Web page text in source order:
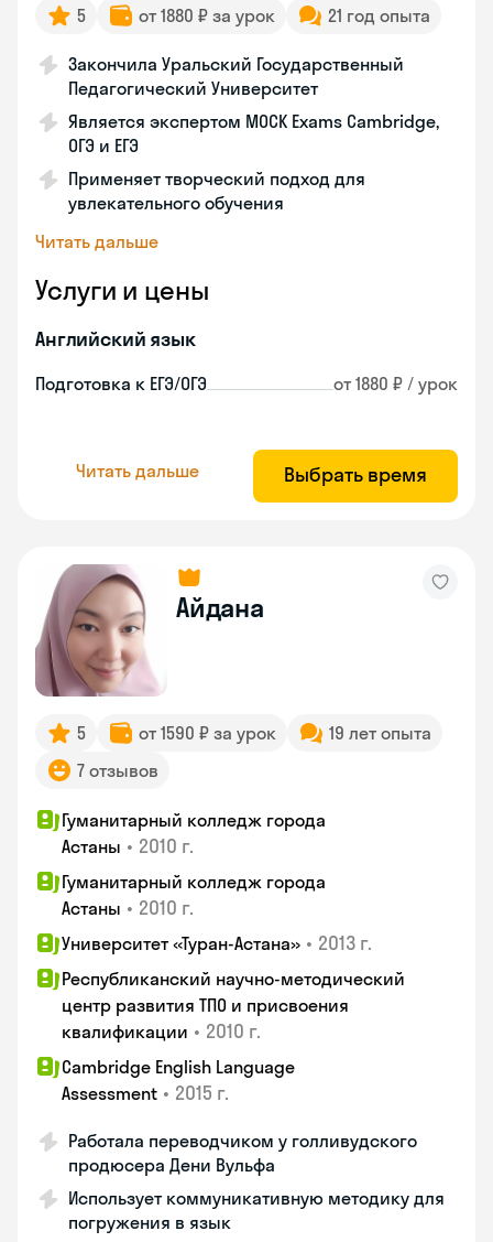
5 от 1880 ₽ за урок 21 год опыта
Закончила Уральский Государственный
Педагогический Университет
Является экспертом MOCK Exams Cambridge,
ОГЭ и ЕГЭ
Применяет творческий подход для
увлекательного обучения
Читать дальше
Услуги и цены
Английский язык
Подготовка к ЕГЭ/ОГЭ от 1880 ₽ / урок
Читать дальше Выбрать время
Айдана
5 от 1590 ₽ за урок
19 лет опыта
7 отзывов
Гуманитарный колледж города
Астаны • 2010 г.
Гуманитарный колледж города
Астаны • 2010 г.
Университет «Туран-Астана» • 2013 г.
Республиканский научно-методический
центр развития ТПО и присвоения
квалификации • 2010 г.
Cambridge English Language
Assessment • 2015 г.
Работала переводчиком у голливудского
продюсера Дени Вульфа
Использует коммуникативную методику для
погружения в язык